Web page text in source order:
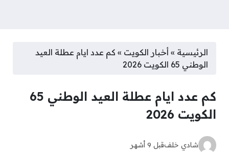
الرئيسية » أخبار الكويت » كم عدد ايام عطلة العيد
الوطني 65 الكويت 2026
كم عدد ايام عطلة العيد الوطني 65
الكويت 2026
شادي خلفقبل 9 أشهر